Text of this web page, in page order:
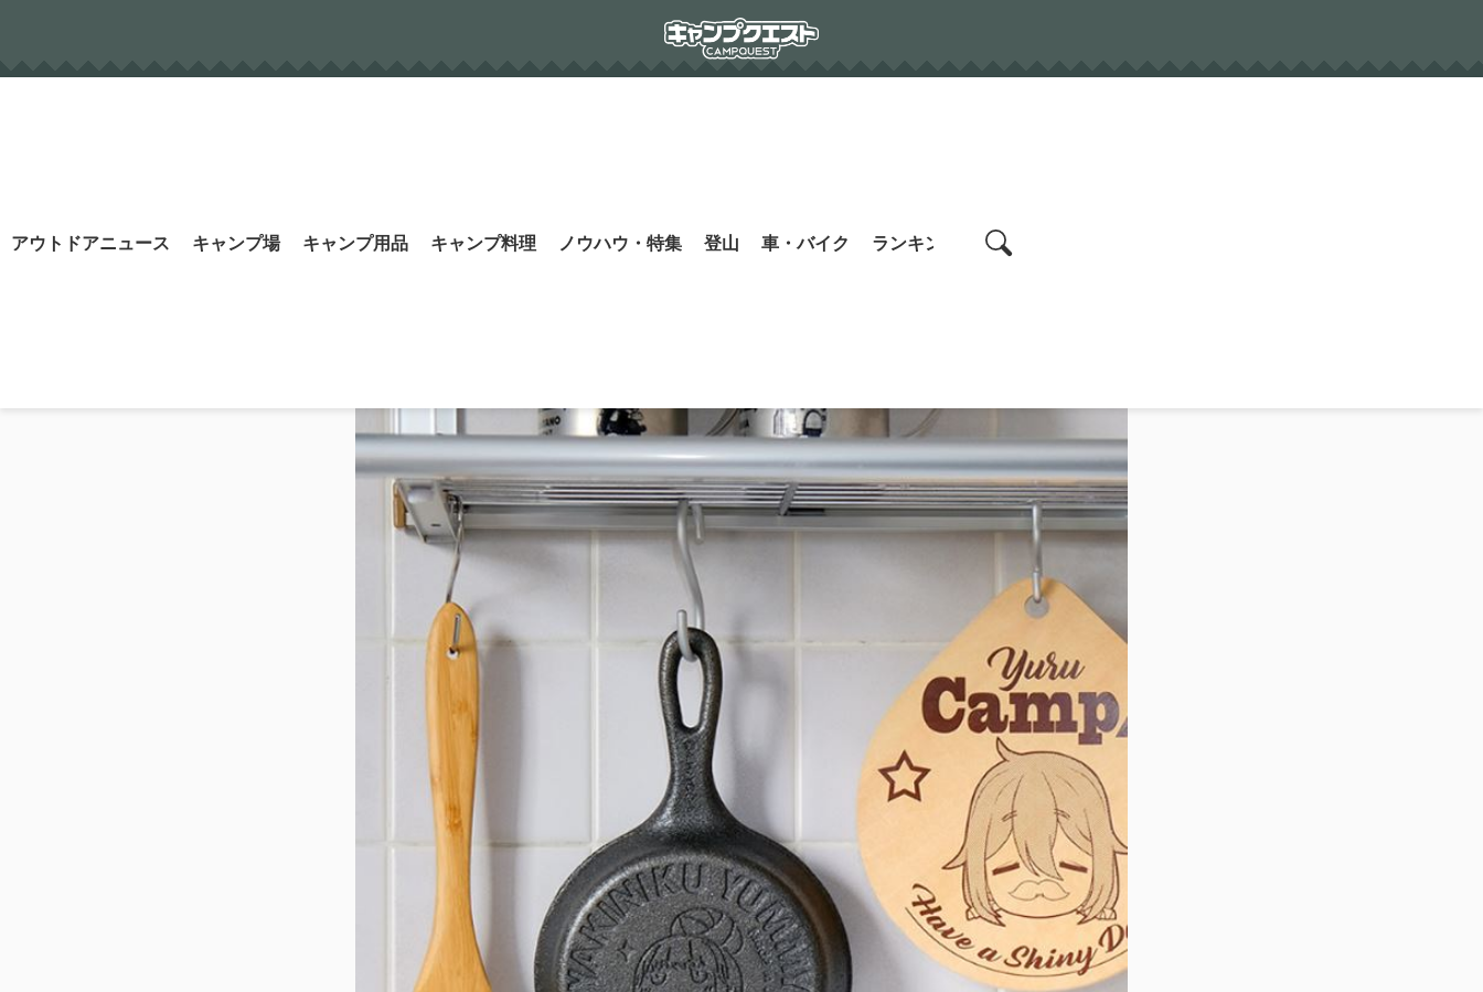
アウトドアニュース キャンプ場 キャンプ用品 キャンプ料理 ノウハウ・特集 登山 車・バイク ランキング search
Search